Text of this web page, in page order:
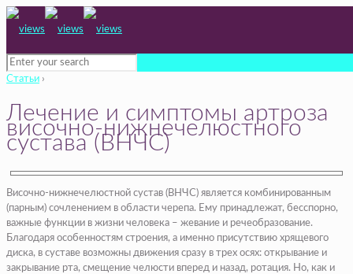
Статьи ›
Лечение и симптомы артроза
височно-нижнечелюстного
сустава (ВНЧС)
Височно-нижнечелюстной сустав (ВНЧС) является комбинированным
(парным) сочленением в области черепа. Ему принадлежат, бесспорно,
важные функции в жизни человека – жевание и речеобразование.
Благодаря особенностям строения, а именно присутствию хрящевого
диска, в суставе возможны движения сразу в трех осях: открывание и
закрывание рта, смещение челюсти вперед и назад, ротация. Но, как и